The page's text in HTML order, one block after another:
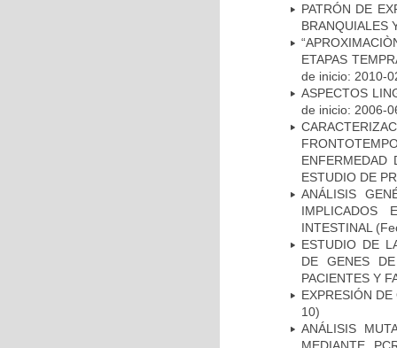
PATRÓN DE
BRANQUIALES
ETAPAS
de inicio: 2010-
ASPECTOS
de inicio: 2006-
ENFERMEDAD
ESTUDIO DE
ANÁLISIS
IMPLICADOS
INTESTINAL
ESTUDIO DE
DE GENES
PACIENTES Y
EXPRESIÓN
10)
ANÁLISIS